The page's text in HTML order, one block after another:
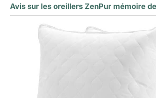
Avis sur les oreillers ZenPur mémoire